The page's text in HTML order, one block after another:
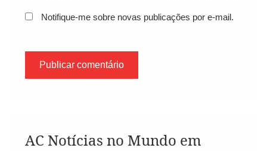
Notifique-me sobre novas publicações por e-mail.
AC Notícias no Mundo em